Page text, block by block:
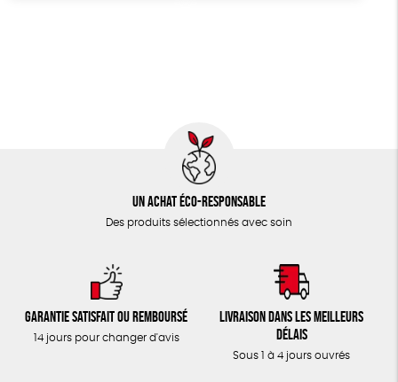
Un achat éco-responsable
Des produits sélectionnés avec soin
Garantie satisfait ou remboursé
14 jours pour changer d'avis
Livraison dans les meilleurs
délais
Sous 1 à 4 jours ouvrés